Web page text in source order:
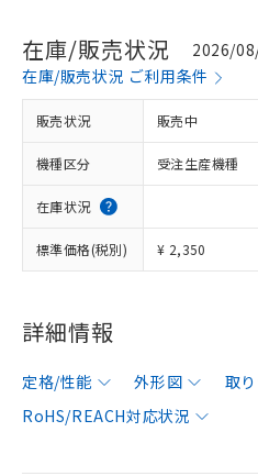
在庫/販売状況
2026/
在庫/販売状況 ご利用条件
販売状況 販売中
機種区分 受注生産機種
在庫状況
標準価格(税別) ¥ 2,350
詳細情報
定格/性能 外形図 取
RoHS/REACH対応状況